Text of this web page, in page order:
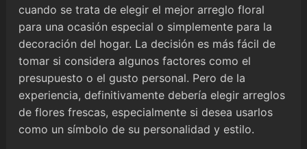
cuando se trata de elegir el mejor arreglo floral
para una ocasión especial o simplemente para la
decoración del hogar. La decisión es más fácil de
tomar si considera algunos factores como el
presupuesto o el gusto personal. Pero de la
experiencia, definitivamente debería elegir arreglos
de flores frescas, especialmente si desea usarlos
como un símbolo de su personalidad y estilo.